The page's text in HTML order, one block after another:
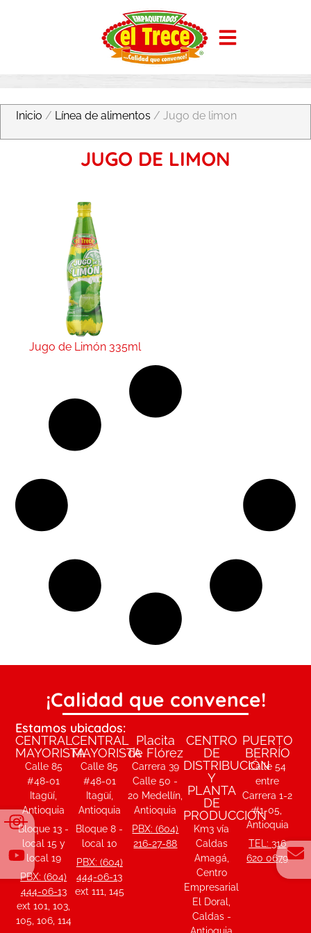
Inicio / Línea de alimentos / Jugo de limon
JUGO DE LIMON
Jugo de Limón 335ml
¡Calidad que convence!
Estamos ubicados:
CENTRAL
MAYORISTA
Calle 85
#48-01
Itagüí,
Antioquia
Bloque 13 -
local 15 y
local 19
PBX: (604)
444-06-13
ext 101, 103,
105, 106, 114
CENTRAL
MAYORISTA
Calle 85
#48-01
Itagüí,
Antioquia
Bloque 8 -
local 10
PBX: (604)
444-06-13
ext 111, 145
Placita
de Flórez
Carrera 39
Calle 50 -
20 Medellín,
Antioquia
PBX: (604)
216-27-88
CENTRO
DE
DISTRIBUCIÓN
Y
PLANTA
DE
PRODUCCIÓN
Km3 vía
Caldas
Amagá,
Centro
Empresarial
El Doral,
Caldas -
Antioquia
PUERTO
BERRÍO
Calle 54
entre
Carrera 1-2
#1-05,
Antioquia
TEL: 316
620 0679